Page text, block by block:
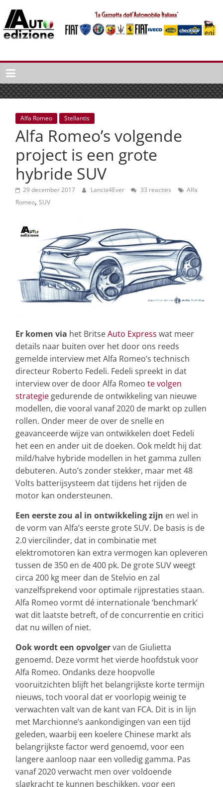
naar
inhoud
Auto
Edizione
La
Gazetta
dell'Automobile
Italiana
autonieuws
lifestyle
Alfa Romeo Stellantis
Alfa Romeo’s volgende
project is een grote
hybride SUV
29 december 2017 Lancia4Ever 33 reacties
Alfa
Romeo, SUV
Er komen via het BritseAuto Express wat meer
details naar buiten over het door ons reeds
gemelde interview met Alfa Romeo’s technisch
directeur Roberto Fedeli. Fedeli spreekt in dat
interview over de door Alfa Romeo te volgen
strategie gedurende de ontwikkeling van nieuwe
modellen, die vooral vanaf 2020 de markt op zullen
rollen. Onder meer de over de snelle en
geavanceerde wijze van ontwikkelen doet Fedeli
het een en ander uit de doeken. Ook meldt hij dat
mild/halve hybride modellen in het gamma zullen
debuteren. Auto’s zonder stekker, maar met 48
Volts batterijsysteem dat tijdens het rijden de
motor kan ondersteunen.
Een eerste zou al in ontwikkeling zijn en wel in
de vorm van Alfa’s eerste grote SUV. De basis is de
2.0 viercilinder, dat in combinatie met
elektromotoren kan extra vermogen kan opleveren
tussen de 350 en de 400 pk. De grote SUV weegt
circa 200 kg meer dan de Stelvio en zal
vanzelfsprekend voor optimale rijprestaties staan.
Alfa Romeo vormt dé internationale ‘benchmark’
wat dit laatste betreft, of de concurrentie en critici
dat nu willen of niet.
Ook wordt een opvolgervan de Giulietta
genoemd. Deze vormt het vierde hoofdstuk voor
Alfa Romeo. Ondanks deze hoopvolle
vooruitzichten blijft het belangrijkste korte termijn
nieuws, toch vooral dat er voorlopig weinig te
verwachten valt van de kant van FCA. Dit is in lijn
met Marchionne’s aankondigingen van een tijd
geleden, waarbij een koelere Chinese markt als
belangrijkste factor werd genoemd, voor een
langere aanloop naar een volledig gamma. Pas
vanaf 2020 verwacht men over voldoende
slagkracht te kunnen beschikken, voor een